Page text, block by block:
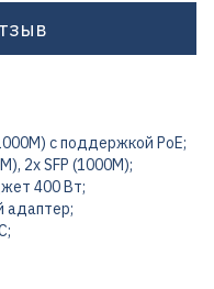
с поддержкой PoE;
2x SFP (1000M);
400 Вт;
адаптер;